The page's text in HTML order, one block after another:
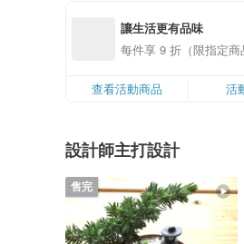
讓生活更有品味
每件享 9 折（限指定商
查看活動商品 活
設計師主打設計
售完